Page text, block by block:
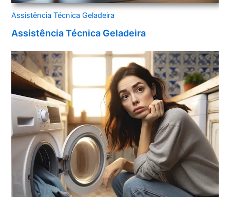
Assistência Técnica Geladeira
Assistência Técnica Geladeira